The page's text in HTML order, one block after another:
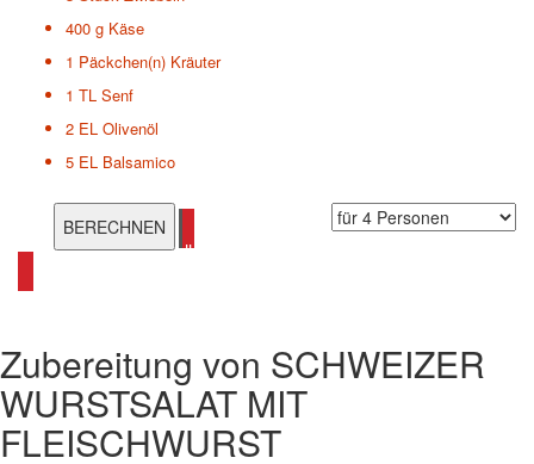
400 g Käse
1 Päckchen(n) Kräuter
1 TL Senf
2 EL Olivenöl
5 EL Balsamico
alle Salat Rezepte ansehen
Zubereitung von SCHWEIZER
WURSTSALAT MIT
FLEISCHWURST